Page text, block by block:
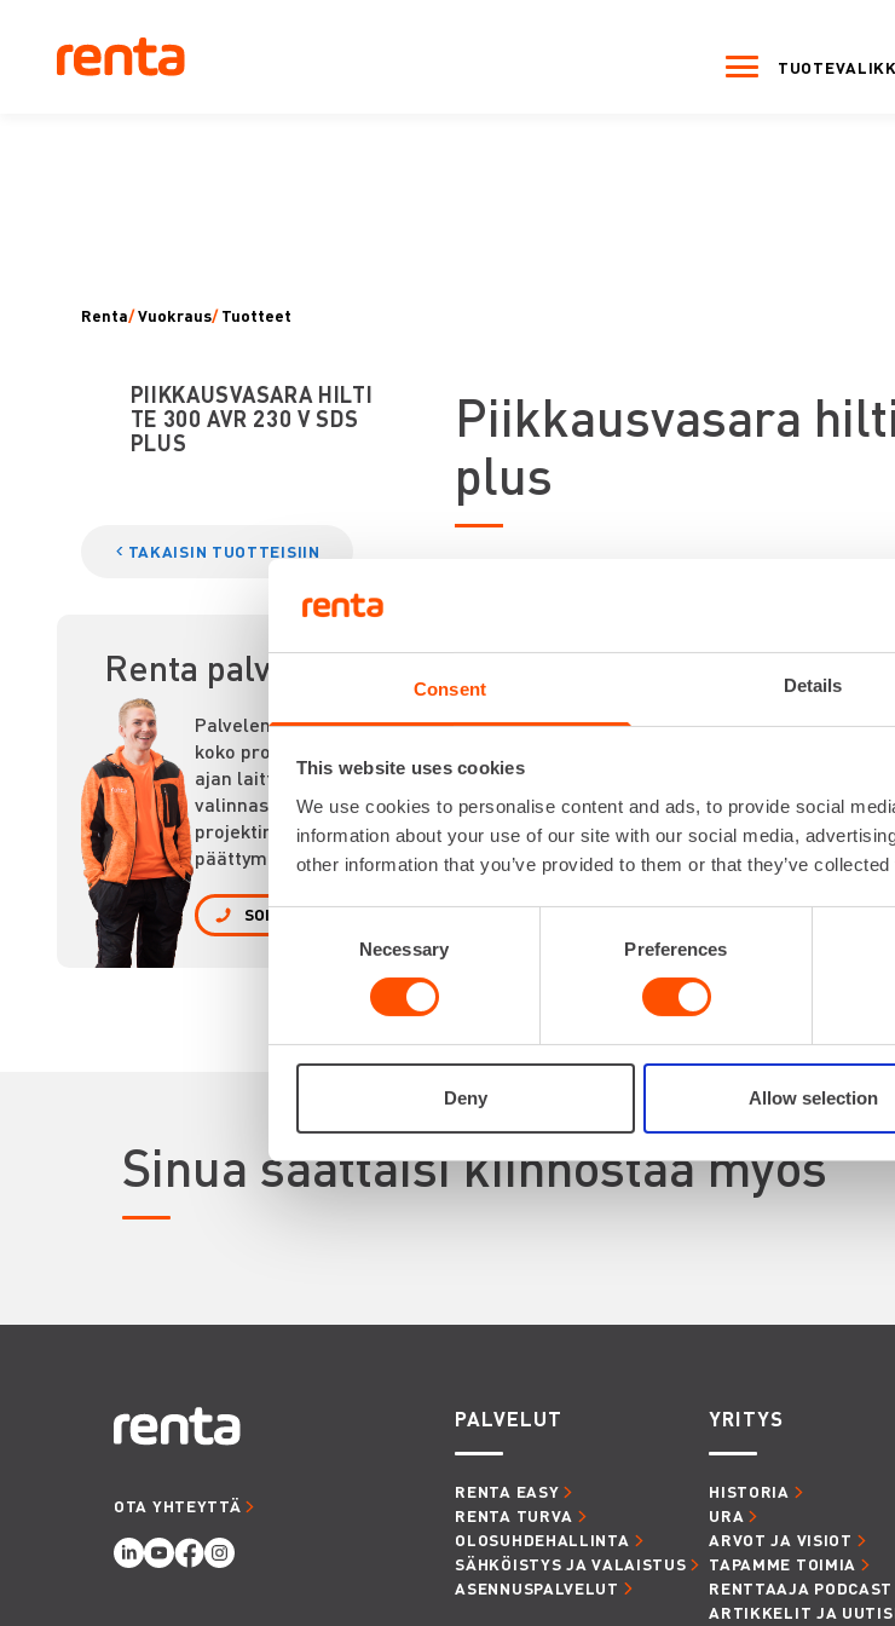
Consent Details
This website uses cookies
We use cookies to personalise content and ads, to provide social
information about your use of our site with our social media,
other information that you’ve provided to them or that they’ve
Consent
Necessary Preferences
Deny Allow selection
Renta/Vuokraus/ Tuotteet
PIIKKAUSVASARA HILTI
TE 300 AVR 230 V SDS
PLUS
TAKAISIN TUOTTEISIIN
Renta palvelee
Palvelemme
koko prosessin
ajan laitteiden
valinnasta
projektin
päättymiseen.
SOITA
Piikkausvasara
plus
Iskuluku
Iskuvoima
Paino
VUOKRAA
Sinua saattaisi kiinnostaa myös
OTA YHTEYTTÄ
PALVELUT
RENTA EASY
RENTA TURVA
OLOSUHDEHALLINTA
SÄHKÖISTYS JA VALAISTUS
ASENNUSPALVELUT
YRITYS
HISTORIA
URA
ARVOT JA VISIOT
TAPAMME TOIMIA
RENTTAAJA PODCAST
ARTIKKELIT JA